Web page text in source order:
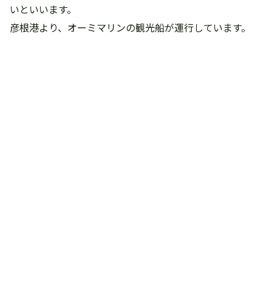
いといいます。
彦根港より、オーミマリンの観光船が運行しています。